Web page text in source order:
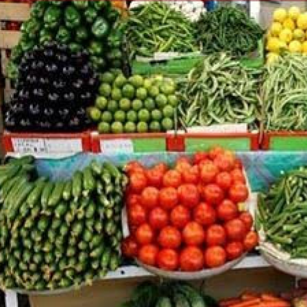
الكاتبة إلهام شرشر تهنئ الرئيس
السيسي بعيد ميلاده وتُشيد بجهوده
في بناء الدولة
رسالتى لآخر الزمان «محطة الضبعة
النووية»... من الحلم إلى التنفيذ